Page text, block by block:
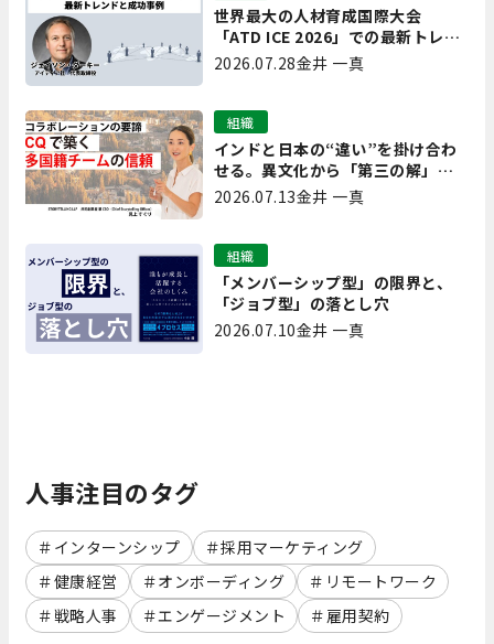
世界最大の人材育成国際大会
「ATD ICE 2026」での最新トレン
ドと成功事例｜「重要で実用的
な、日本にも合う」ホットトピッ
2026.07.28金井 一真
インドと日本の“違い”を掛け合わ
せる。異文化から「第三の解」を
生み出す実践【現場を変えるCQ白
組織
2026.07.13金井 一真
「メンバーシップ型」の限界と、
「ジョブ型」の落とし穴
組織
2026.07.10金井 一真
人事注目のタグ
インターンシップ
採用マーケティング
健康経営
オンボーディング
リモートワーク
戦略人事
エンゲージメント 雇用契約